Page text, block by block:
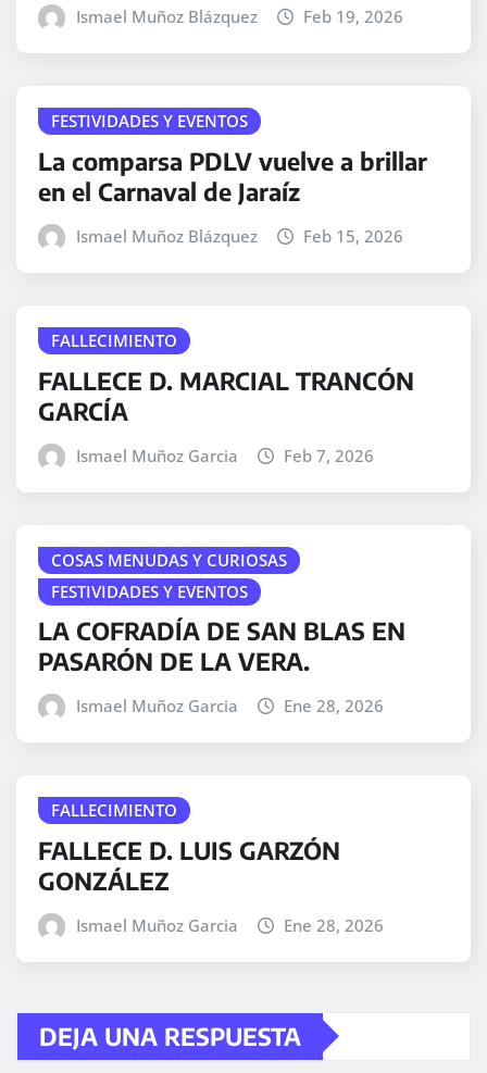
Ismael Muñoz Blázquez Feb 19, 2026
FESTIVIDADES Y EVENTOS
La comparsa PDLV vuelve a brillar
en el Carnaval de Jaraíz
Ismael Muñoz Blázquez Feb 15, 2026
FALLECIMIENTO
FALLECE D. MARCIAL TRANCÓN
GARCÍA
Ismael Muñoz Garcia Feb 7, 2026
COSAS MENUDAS Y CURIOSAS
FESTIVIDADES Y EVENTOS
LA COFRADÍA DE SAN BLAS EN
PASARÓN DE LA VERA.
Ismael Muñoz Garcia Ene 28, 2026
FALLECIMIENTO
FALLECE D. LUIS GARZÓN
GONZÁLEZ
Ismael Muñoz Garcia Ene 28, 2026
DEJA UNA RESPUESTA